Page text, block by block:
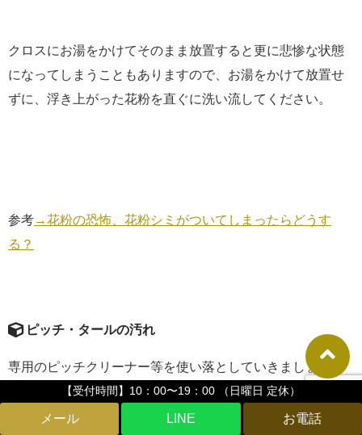
【受付時間】10：00〜19：00 （日曜日 定休）
LINE
クロスにお湯をかけてそのまま放置すると更に悲惨な状態
になってしまうこともありますので、お湯をかけて放置せ
ずに、浮き上がった花粉を直ぐに洗い流してください。
参考→花粉の恐怖、花粉シミがついてしまったらどうす
る？
ピッチ・タールの汚れ
専用のピッチクリーナー等を使い落としていきましょう。
シリコンオフでも落ちますが、塗装にはあまり良くありま
せんので、使用する場合は注意が必要です。